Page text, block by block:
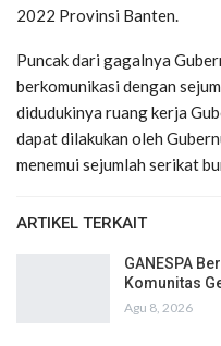
2022 Provinsi Banten.
Puncak dari gagalnya
berkomunikasi dengan
didudukinya ruang kerja
dapat dilakukan oleh
menemui sejumlah serikat
ARTIKEL TERKAIT
GANESPA
Komunitas
Agu 8, 2026